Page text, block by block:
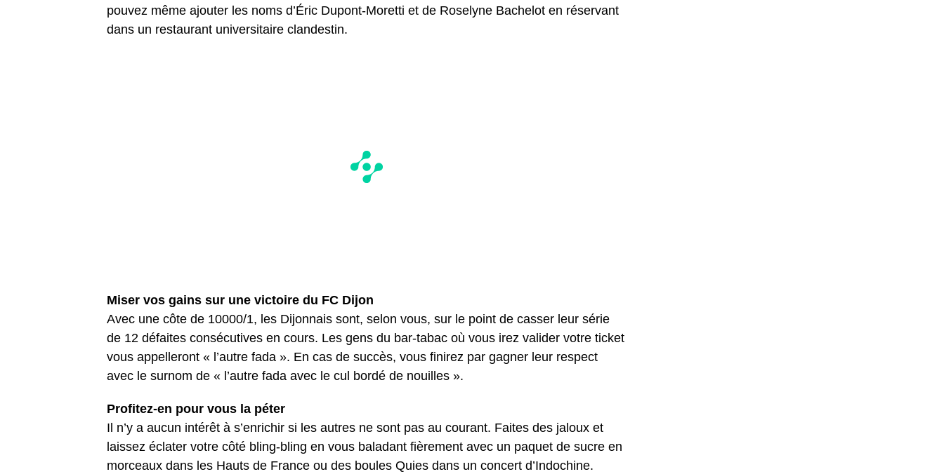
pouvez même ajouter les noms d’Éric Dupont-Moretti et de Roselyne Bachelot en réservant
dans un restaurant universitaire clandestin.
Miser vos gains sur une victoire du FC Dijon
Avec une côte de 10000/1, les Dijonnais sont, selon vous, sur le point de casser leur série
de 12 défaites consécutives en cours. Les gens du bar-tabac où vous irez valider votre ticket
vous appelleront « l’autre fada ». En cas de succès, vous finirez par gagner leur respect
avec le surnom de « l’autre fada avec le cul bordé de nouilles ».
Profitez-en pour vous la péter
Il n’y a aucun intérêt à s’enrichir si les autres ne sont pas au courant. Faites des jaloux et
laissez éclater votre côté bling-bling en vous baladant fièrement avec un paquet de sucre en
morceaux dans les Hauts de France ou des boules Quies dans un concert d’Indochine.